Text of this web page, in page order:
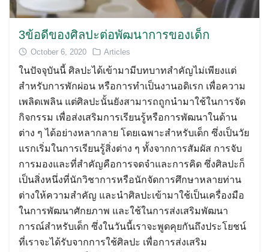
3ข้อดีของศิลปะต่อพัฒนาการของเด็ก
October 6, 2020 Articles
ในปัจจุบันนี้ ศิลปะได้เข้ามามีบทบาทสำคัญไม่เพียงแต่
สำหรับการพักผ่อน หรือการทำเป็นงานอดิเรก เพื่อความ
เพลิดเพลิน แต่ศิลปะนั้นยังสามารถถูกนำมาใช้ในการจัด
กิจกรรม เพื่อส่งเสริมการเรียนรู้หรือการพัฒนาในด้าน
ต่าง ๆ ได้อย่างหลากลาย โดยเฉพาะสำหรับเด็ก ซึ่งเป็นวัย
แรกเริ่มในการเรียนรู้สิ่งต่าง ๆ ทั้งจากการสัมผัส การจับ
การมองและที่สำคัญคือการจดจำและการคิด ซึ่งศิลปะก็
เป็นสิ่งหนึ่งที่นักวิชาการหรือนักจัดการศึกษาหลายท่าน
ต่างให้ความสำคัญ และนำศิลปะเข้ามาใช้เป็นเครื่องมือ
ในการพัฒนาศักยภาพ และใช้ในการส่งเสริมพัฒนา
การณ์สำหรับเด็ก ซึ่งในวันนี้เราจะพูดคุยกันถึงประโยชน์
ที่เราจะได้รับจากการใช้ศิลปะ เพื่อการส่งเสริม